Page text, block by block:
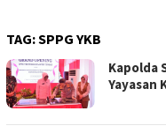
TAG:SPPG YKB
Kapolda
Yayasan